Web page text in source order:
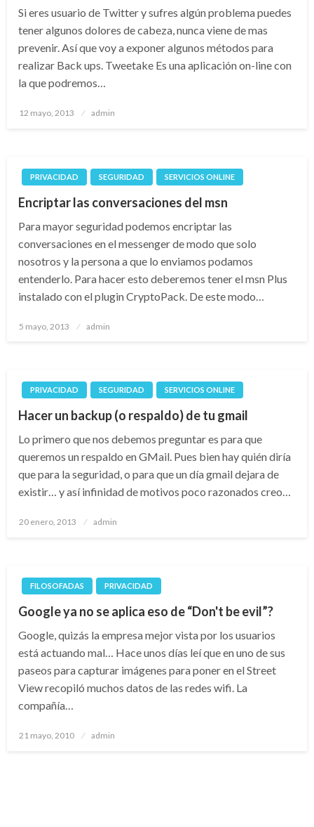
Si eres usuario de Twitter y sufres algún problema puedes
tener algunos dolores de cabeza, nunca viene de mas
prevenir. Así que voy a exponer algunos métodos para
realizar Back ups. Tweetake Es una aplicación on-line con
la que podremos…
Publicado
12 mayo, 2013 admin
PRIVACIDAD SEGURIDAD SERVICIOS ONLINE
Encriptar las conversaciones del msn
Para mayor seguridad podemos encriptar las
conversaciones en el messenger de modo que solo
nosotros y la persona a que lo enviamos podamos
entenderlo. Para hacer esto deberemos tener el msn Plus
instalado con el plugin CryptoPack. De este modo…
Publicado
5 mayo, 2013 admin
PRIVACIDAD SEGURIDAD SERVICIOS ONLINE
Hacer un backup (o respaldo) de tu gmail
Lo primero que nos debemos preguntar es para que
queremos un respaldo en GMail. Pues bien hay quién diría
que para la seguridad, o para que un día gmail dejara de
existir… y así infinidad de motivos poco razonados creo…
Publicado
20 enero, 2013 admin
FILOSOFADAS PRIVACIDAD
Google ya no se aplica eso de “Don't be evil”?
Google, quizás la empresa mejor vista por los usuarios
está actuando mal… Hace unos días leí que en uno de sus
paseos para capturar imágenes para poner en el Street
View recopiló muchos datos de las redes wifi. La
compañía…
Publicado
21 mayo, 2010 admin